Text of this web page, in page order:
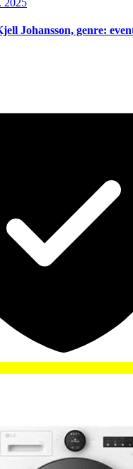
2025
Johansson, genre: